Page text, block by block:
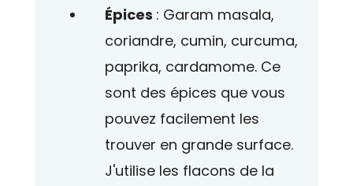
Épices : Garam masala,
coriandre, cumin, curcuma,
paprika, cardamome. Ce
sont des épices que vous
pouvez facilement les
trouver en grande surface.
J'utilise les flacons de la